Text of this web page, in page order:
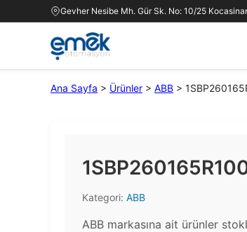
Gevher Nesibe Mh. Gür Sk. No: 10/25
Ana Sayfa > Ürünler > ABB >
Kategori: ABB
ABB markasına ait ürünler